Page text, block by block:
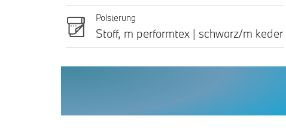
Polsterung
Stoff, m performtex | schwarz/m keder